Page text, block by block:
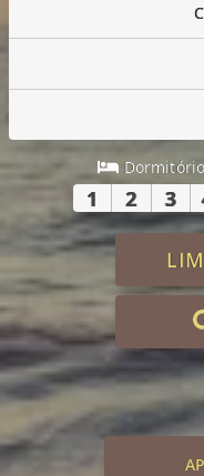
1 2 3